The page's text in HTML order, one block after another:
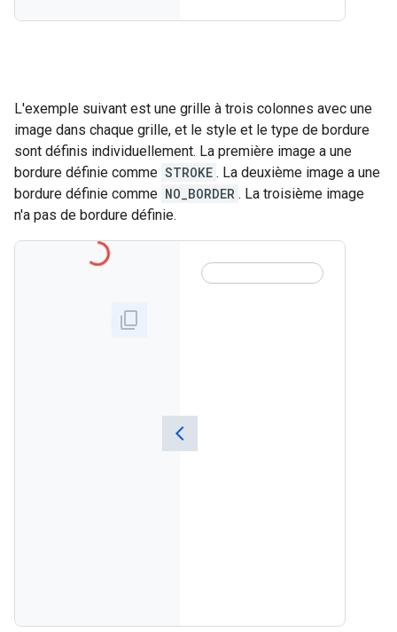
L'exemple suivant est une grille à trois colonnes avec une
image dans chaque grille, et le style et le type de bordure
sont définis individuellement. La première image a une
bordure définie comme STROKE . La deuxième image a une
bordure définie comme NO_BORDER . La troisième image
n'a pas de bordure définie.